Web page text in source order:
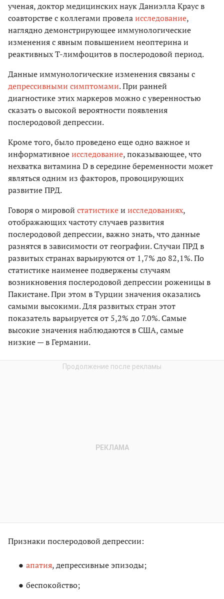
ученая, доктор медицинских наук Даниэлла Краус в
соавторстве с коллегами провелаисследование,
наглядно демонстрирующее иммунологические
изменения с явным повышением неоптерина и
реактивных Т-лимфоцитов в послеродовой период.
Данные иммунологические изменения связаны с
депрессивными симптомами. При ранней
диагностике этих маркеров можно с уверенностью
сказать о высокой вероятности появления
послеродовой депрессии.
Кроме того, было проведено еще одно важное и
информативноеисследование, показывающее, что
нехватка витамина D в середине беременности может
являться одним из факторов, провоцирующих
развитие ПРД.
Говоря о мировой статистикеи исследованиях,
отображающих частоту случаев развития
послеродовой депрессии, важно знать, что данные
разнятся в зависимости от географии. Случаи ПРД в
развитых странах варьируются от 1,7% до 82,1%. По
статистике наименее подвержены случаям
возникновения послеродовой депрессии роженицы в
Пакистане. При этом в Турции значения оказались
самыми высокими. Для развитых стран этот
показатель варьируется от 5,2% до 7.0%. Самые
высокие значения наблюдаются в США, самые
низкие — в Германии.
Признаки послеродовой депрессии:
апатия, депрессивные эпизоды;
беспокойство;